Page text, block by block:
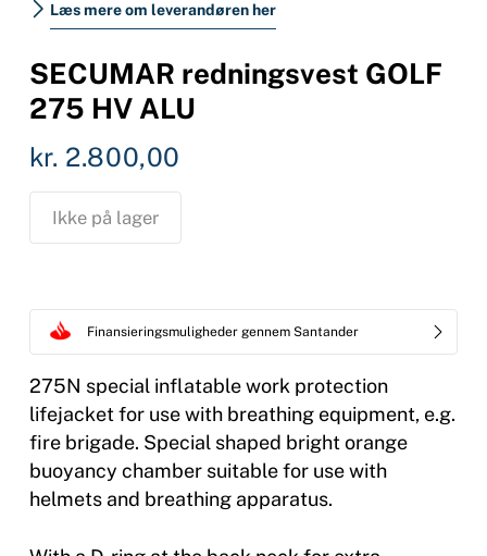
Læs mere om leverandøren her
SECUMAR redningsvest GOLF
275 HV ALU
kr. 2.800,00
Ikke på lager
Finansieringsmuligheder gennem Santander
275N special inflatable work protection
lifejacket for use with breathing equipment, e.g.
fire brigade. Special shaped bright orange
buoyancy chamber suitable for use with
helmets and breathing apparatus.